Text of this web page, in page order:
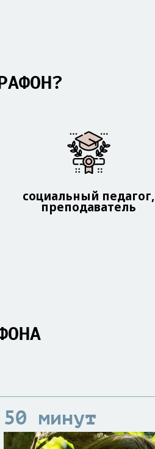
социальный педагог,
преподаватель
50 минут